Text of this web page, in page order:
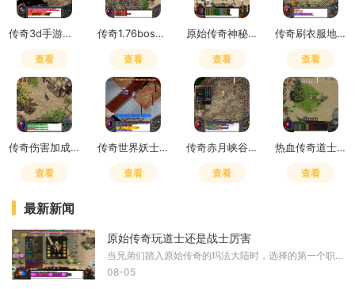
传奇3d手游是赛季制吗怎么玩
查看
传奇1.76boss掉落
查看
原始传奇神秘之石在哪里获得
查看
传奇刷衣服地点怎么去
查看
传奇伤害加成和致命一击哪个好用
查看
传奇世界妖士有元神吗
查看
传奇赤月峡谷广场药店在哪
查看
热血传奇道士嗜血术吸多少血
查看
最新新闻
原始传奇玩道士还是战士厉害
当兄弟们踏入原始传奇的玛法大陆时，选择的第一个职业往往会决定后续的游戏体验。道士在当前版本中被许多老玩家誉为版本之子，拥有独特的双流派玩法，既能承担团队的守护者角
08-05